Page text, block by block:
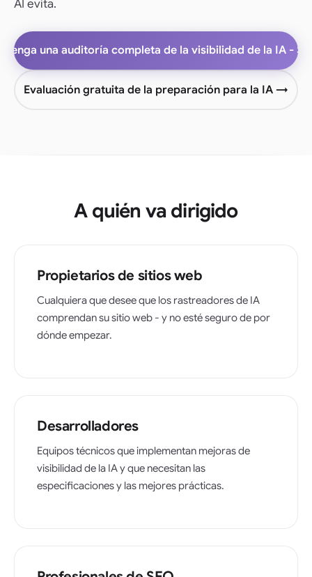
AI evita.
una auditoría completa de la visibilidad de la IA -
Evaluación gratuita de la preparación para la IA →
A quién va dirigido
Propietarios de sitios web
Cualquiera que desee que los rastreadores de IA
comprendan su sitio web - y no esté seguro de por
dónde empezar.
Desarrolladores
Equipos técnicos que implementan mejoras de
visibilidad de la IA y que necesitan las
especificaciones y las mejores prácticas.